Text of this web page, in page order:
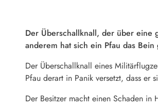
Der Überschallknall, der über eine
anderem hat sich ein Pfau das
Der Überschallknall eines
Pfau derart in Panik versetzt, dass
Der Besitzer macht einen Schaden